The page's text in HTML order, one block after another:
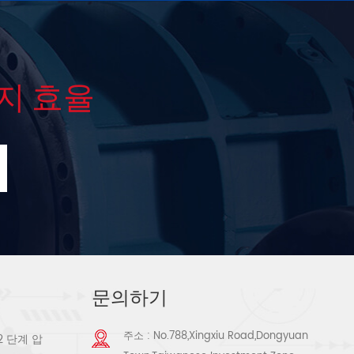
효율
단계 압
문의하기
주소 : No.788,Xingxiu Road,Dongyuan